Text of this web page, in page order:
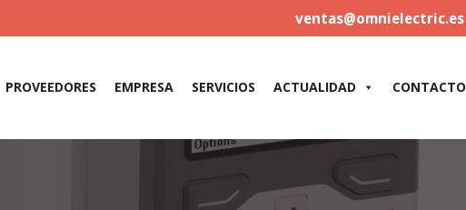
ventas@omnielectric.es
PROVEEDORES EMPRESA SERVICIOS ACTUALIDAD CONTACTO